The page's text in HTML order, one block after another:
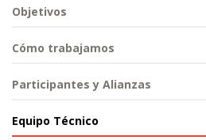
Objetivos
Cómo trabajamos
Participantes y Alianzas
Equipo Técnico